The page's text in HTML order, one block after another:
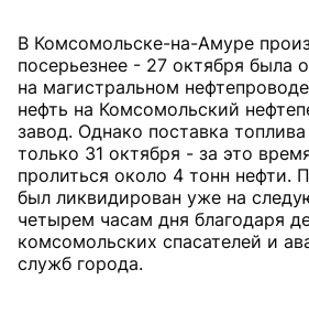
В Комсомольске-на-Амуре
посерьезнее - 27 октября была
на магистральном
нефть на Комсомольский
завод. Однако поставка
только 31 октября - за это
пролиться около 4 тонн нефти.
был ликвидирован уже на
четырем часам дня благодаря
комсомольских спасателей и
служб города.